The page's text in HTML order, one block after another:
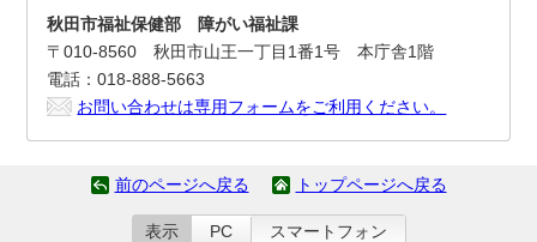
秋田市福祉保健部 障がい福祉課
〒010-8560 秋田市山王一丁目1番1号 本庁舎1階
電話：018-888-5663
お問い合わせは専用フォームをご利用ください。
前のページへ戻る トップページへ戻る
表示 PC スマートフォン